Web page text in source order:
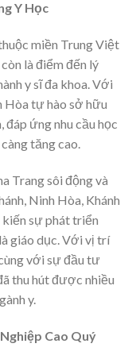
Y Học
miền Trung Việt
là điểm đến lý
y sĩ đa khoa. Với
Hòa tự hào sở hữu
ứng nhu cầu học
tăng cao.
Trang sôi động và
Ninh Hòa, Khánh
kiến sự phát triển
giáo dục. Với vị trí
với sự đầu tư
thu hút được nhiều
y.
Cao Quý